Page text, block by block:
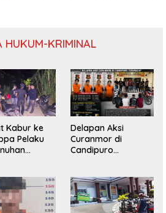
HUKUM-KRIMINAL
Kabur ke
Pelaku
Polisi
Delapan Aksi
Curanmor di
Candipuro